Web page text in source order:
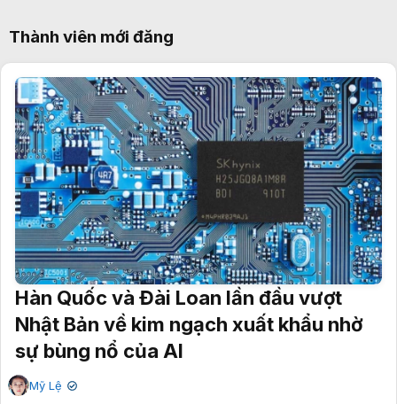
Thành viên mới đăng
Hàn Quốc và Đài Loan lần đầu vượt
Nhật Bản về kim ngạch xuất khẩu nhờ
sự bùng nổ của AI
Mỹ Lệ ✔